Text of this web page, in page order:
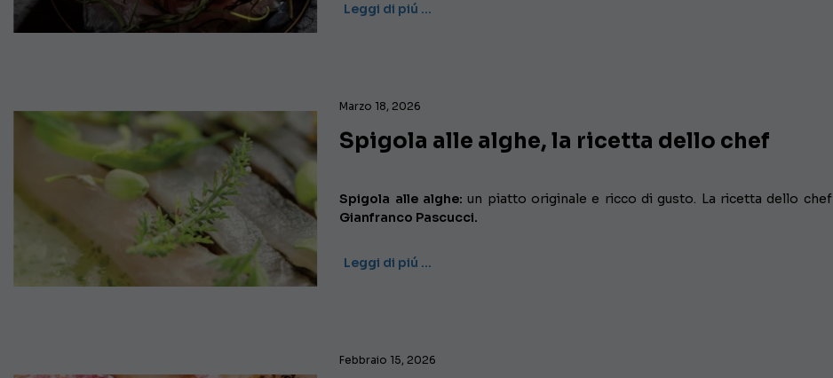
Leggi di piú …
Marzo 18, 2026
Spigola alle alghe, la ricetta dello chef
Spigola alle alghe: un piatto originale e ricco di gusto. La ricetta dello chef
Gianfranco Pascucci.
Leggi di piú …
Febbraio 15, 2026